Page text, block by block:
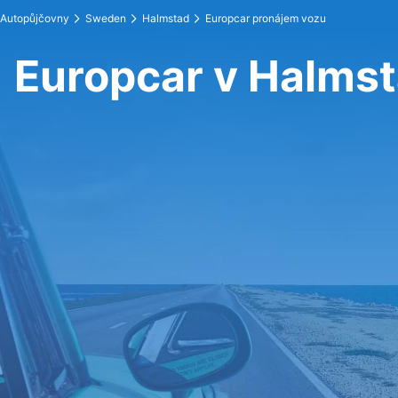
Autopůjčovny Sweden Halmstad Europcar pronájem vozu
Europcar v